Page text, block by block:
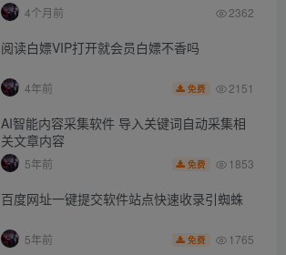
4个月前 2362
阅读白嫖VIP打开就会员白嫖不香吗
4年前 免费 2151
AI智能内容采集软件 导入关键词自动采集相
关文章内容
5年前 免费 1853
百度网址一键提交软件站点快速收录引蜘蛛
5年前 免费 1765